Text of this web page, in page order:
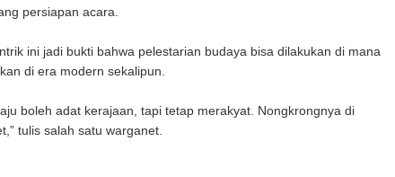
persiapan acara.
ini jadi bukti bahwa pelestarian budaya bisa dilakukan di mana
di era modern sekalipun.
boleh adat kerajaan, tapi tetap merakyat. Nongkrongnya di
tulis salah satu warganet.